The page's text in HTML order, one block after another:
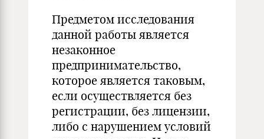
Предметом исследования
данной работы является
незаконное
предпринимательство,
которое является таковым,
если осуществляется без
регистрации, без лицензии,
либо с нарушением условий